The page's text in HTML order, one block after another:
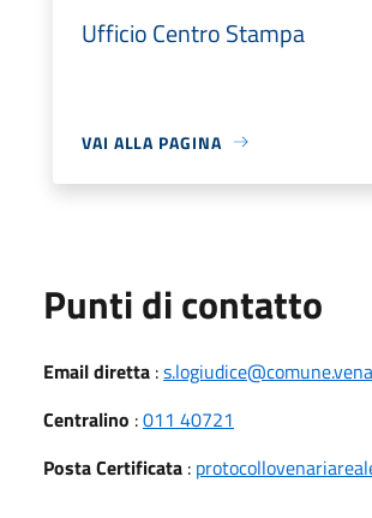
Ufficio Centro Stampa
VAI ALLA PAGINA
Punti di contatto
Email diretta :
Centralino :011 40721
Posta Certificata :